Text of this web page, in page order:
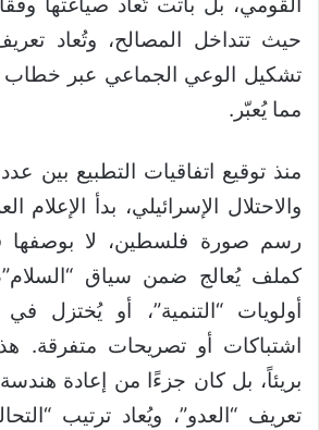
القومي، بل باتت تُعاد صياغتها
حيث تتداخل المصالح، وتُعاد
تشكيل الوعي الجماعي عبر خطاب
مما يُعبّر.
منذ توقيع اتفاقيات التطبيع بين
والاحتلال الإسرائيلي، بدأ الإعلام
رسم صورة فلسطين، لا بوصفها
كملف يُعالج ضمن سياق
أولويات “التنمية”، أو يُختزل
اشتباكات أو تصريحات متفرقة.
بريئاً، بل كان جزءًا من إعادة
تعريف “العدو”، ويُعاد ترتيب